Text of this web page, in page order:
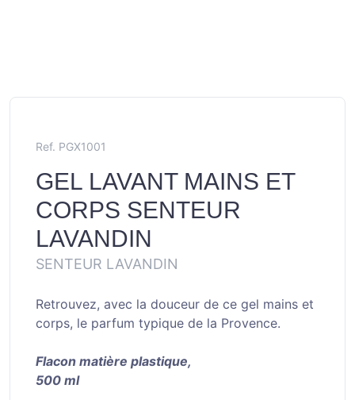
Ref. PGX1001
GEL LAVANT MAINS ET
CORPS SENTEUR
LAVANDIN
SENTEUR LAVANDIN
Retrouvez, avec la douceur de ce gel mains et
corps, le parfum typique de la Provence.
Flacon matière plastique,
500 ml